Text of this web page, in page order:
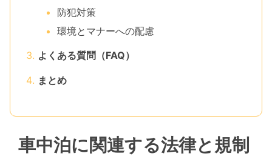
防犯対策
環境とマナーへの配慮
よくある質問（FAQ）
まとめ
車中泊に関連する法律と規制